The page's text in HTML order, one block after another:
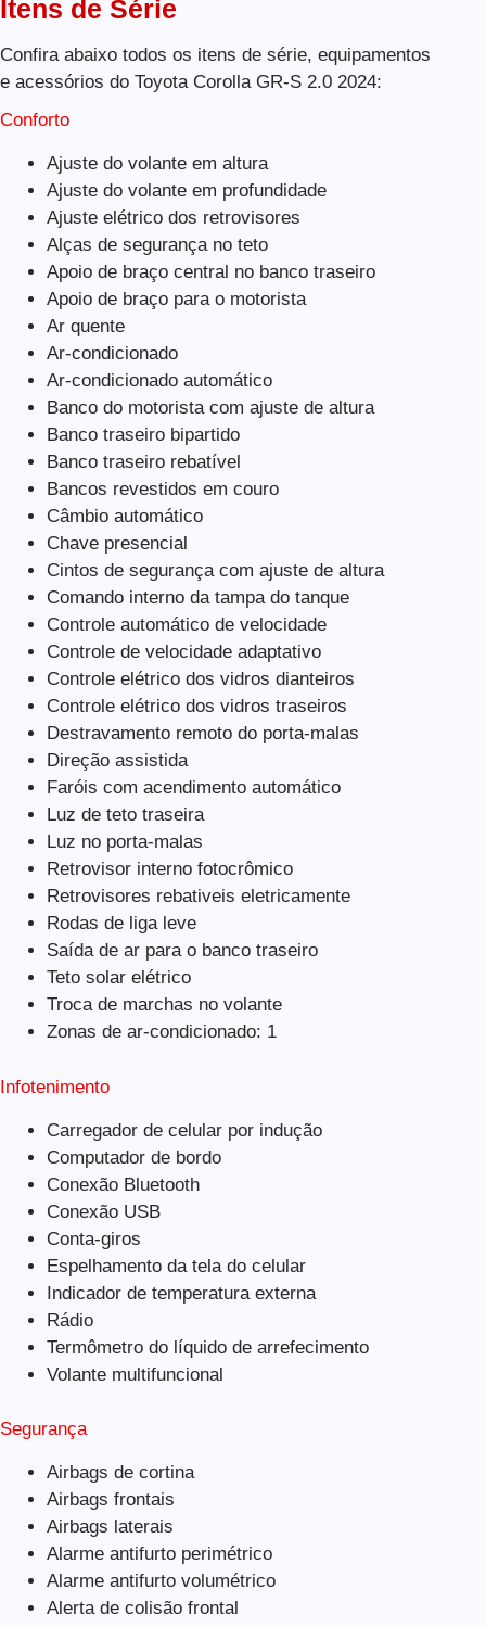
Itens de Série
Confira abaixo todos os itens de série, equipamentos
e acessórios do Toyota Corolla GR-S 2.0 2024:
Conforto
Ajuste do volante em altura
Ajuste do volante em profundidade
Ajuste elétrico dos retrovisores
Alças de segurança no teto
Apoio de braço central no banco traseiro
Apoio de braço para o motorista
Ar quente
Ar-condicionado
Ar-condicionado automático
Banco do motorista com ajuste de altura
Banco traseiro bipartido
Banco traseiro rebatível
Bancos revestidos em couro
Câmbio automático
Chave presencial
Cintos de segurança com ajuste de altura
Comando interno da tampa do tanque
Controle automático de velocidade
Controle de velocidade adaptativo
Controle elétrico dos vidros dianteiros
Controle elétrico dos vidros traseiros
Destravamento remoto do porta-malas
Direção assistida
Faróis com acendimento automático
Luz de teto traseira
Luz no porta-malas
Retrovisor interno fotocrômico
Retrovisores rebativeis eletricamente
Rodas de liga leve
Saída de ar para o banco traseiro
Teto solar elétrico
Troca de marchas no volante
Zonas de ar-condicionado: 1
Infotenimento
Carregador de celular por indução
Computador de bordo
Conexão Bluetooth
Conexão USB
Conta-giros
Espelhamento da tela do celular
Indicador de temperatura externa
Rádio
Termômetro do líquido de arrefecimento
Volante multifuncional
Segurança
Airbags de cortina
Airbags frontais
Airbags laterais
Alarme antifurto perimétrico
Alarme antifurto volumétrico
Alerta de colisão frontal